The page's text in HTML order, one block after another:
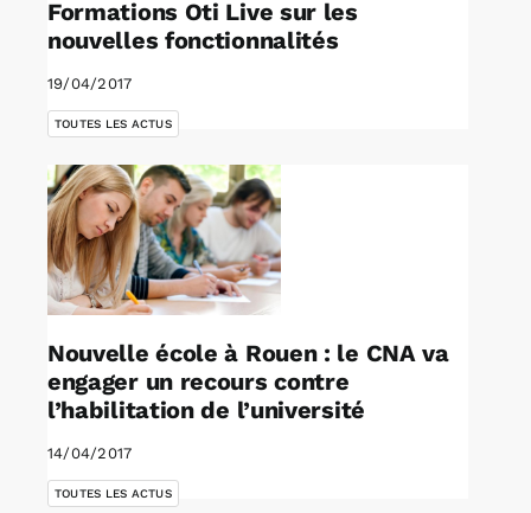
Formations Oti Live sur les
nouvelles fonctionnalités
19/04/2017
TOUTES LES ACTUS
Nouvelle école à Rouen : le CNA va
engager un recours contre
l’habilitation de l’université
14/04/2017
TOUTES LES ACTUS